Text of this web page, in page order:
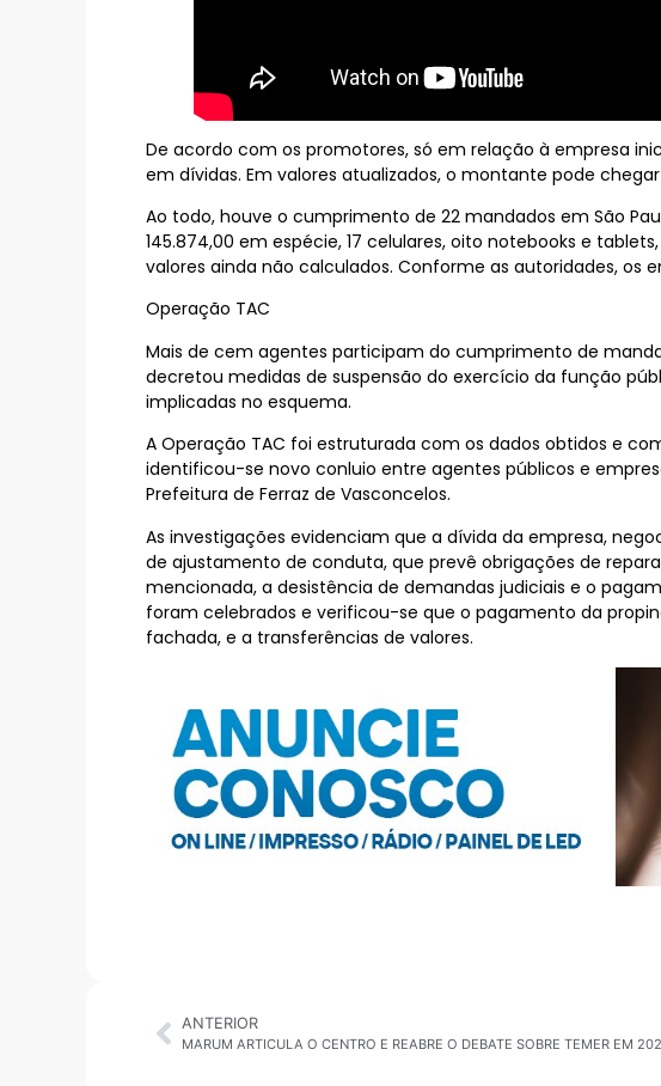
De acordo com os promotores, só em relação à empresa
em dívidas. Em valores atualizados, o montante pode chegar
Ao todo, houve o cumprimento de 22 mandados em São
145.874,00 em espécie, 17 celulares, oito notebooks e
valores ainda não calculados. Conforme as autoridades, os
Operação TAC
Mais de cem agentes participam do cumprimento de
decretou medidas de suspensão do exercício da função
implicadas no esquema.
A Operação TAC foi estruturada com os dados obtidos e
identificou-se novo conluio entre agentes públicos e
Prefeitura de Ferraz de Vasconcelos.
As investigações evidenciam que a dívida da empresa,
de ajustamento de conduta, que prevê obrigações de
mencionada, a desistência de demandas judiciais e o
foram celebrados e verificou-se que o pagamento da
fachada, e a transferências de valores.
ANTERIOR
MARUM ARTICULA O CENTRO E REABRE O DEBATE SOBRE TEMER EM